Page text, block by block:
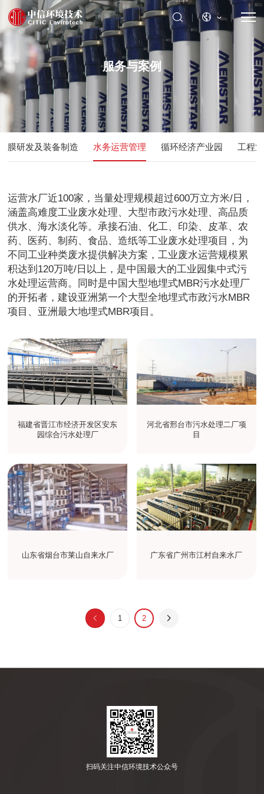
服务与案例
膜研发及装备制造 水务运营管理 循环经济产业园 工程
运营水厂近100家，当量处理规模超过600万立方米/日，
涵盖高难度工业废水处理、大型市政污水处理、高品质
供水、海水淡化等。承接石油、化工、印染、皮革、农
药、医药、制药、食品、造纸等工业废水处理项目，为
不同工业种类废水提供解决方案，工业废水运营规模累
积达到120万吨/日以上，是中国最大的工业园集中式污
水处理运营商。同时是中国大型地埋式MBR污水处理厂
的开拓者，建设亚洲第一个大型全地埋式市政污水MBR
项目、亚洲最大地埋式MBR项目。
福建省晋江市经济开发区安东
园综合污水处理厂
河北省邢台市污水处理二厂项
目
山东省烟台市莱山自来水厂 广东省广州市江村自来水厂
1 2
扫码关注中信环境技术公众号